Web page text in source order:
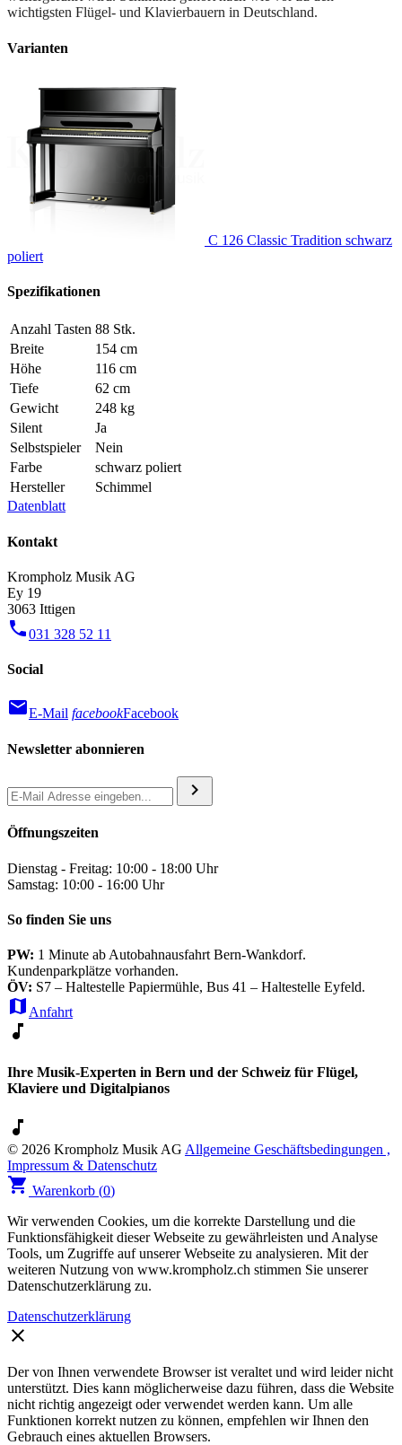
wichtigsten Flügel- und Klavierbauern in Deutschland.
Varianten
C 126 Classic Tradition schwarz
poliert
Spezifikationen
Anzahl Tasten 88 Stk.
Breite
154 cm
Höhe
116 cm
Tiefe
62 cm
Gewicht
248 kg
Silent
Ja
Selbstspieler
Nein
Farbe
schwarz poliert
Hersteller
Schimmel
Datenblatt
Kontakt
Krompholz Musik AG
Ey 19
3063 Ittigen
phone031 328 52 11
Social
mailE-Mail facebookFacebook
Newsletter abonnieren
chevron_right
Öffnungszeiten
Dienstag - Freitag: 10:00 - 18:00 Uhr
Samstag: 10:00 - 16:00 Uhr
So finden Sie uns
PW: 1 Minute ab Autobahnausfahrt Bern-Wankdorf.
Kundenparkplätze vorhanden.
ÖV: S7 – Haltestelle Papiermühle, Bus 41 – Haltestelle Eyfeld.
map Anfahrt
music_note
Ihre Musik-Experten in Bern und der Schweiz für Flügel,
Klaviere und Digitalpianos
music_note
© 2026 Krompholz Musik AG Allgemeine Geschäftsbedingungen ,
Impressum & Datenschutz
shopping_cart Warenkorb (0)
Wir verwenden Cookies, um die korrekte Darstellung und die
Funktionsfähigkeit dieser Webseite zu gewährleisten und Analyse
Tools, um Zugriffe auf unserer Webseite zu analysieren. Mit der
weiteren Nutzung von www.krompholz.ch stimmen Sie unserer
Datenschutzerklärung zu.
Datenschutzerklärung
clear
Der von Ihnen verwendete Browser ist veraltet und wird leider nicht
unterstützt. Dies kann möglicherweise dazu führen, dass die Website
nicht richtig angezeigt oder verwendet werden kann. Um alle
Funktionen korrekt nutzen zu können, empfehlen wir Ihnen den
Gebrauch eines aktuellen Browsers.